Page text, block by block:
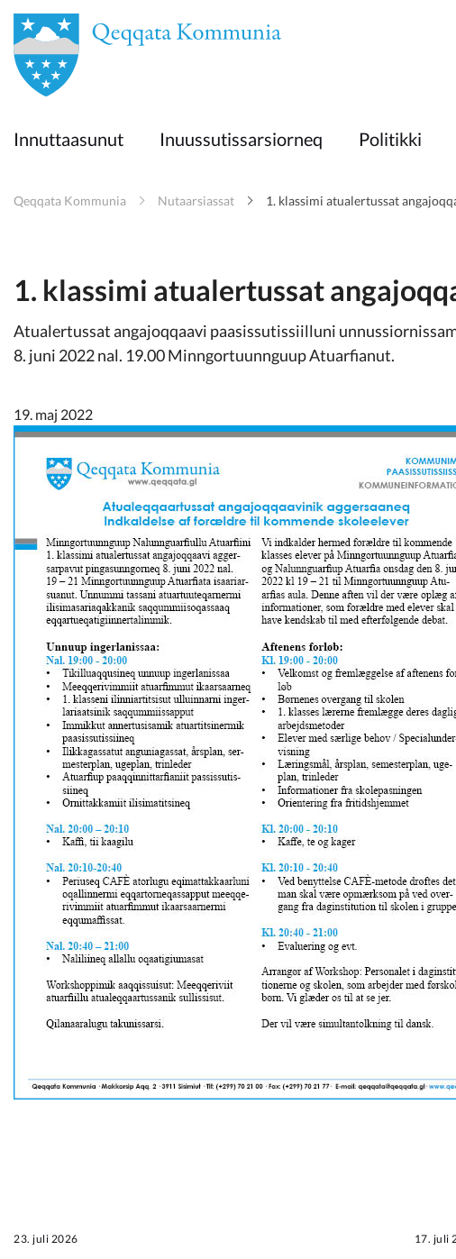
en
Innuttaasunut
Politikki
Imminut sullinneq
Kommunimi pilersaarut
Kommune pillugu
Innuttaasunut Inuussutissarsiorneq Politikki
Qeqqata Kommunia Nutaarsiassat 1. klassimi atualertussat
1. klassimi atualertussat
Atualertussat angajoqqaavi paasissutissiilluni
8. juni 2022 nal. 19.00 Minngortuunnguup Atuarfianut.
19. maj 2022
23. juli 2026 17. juli